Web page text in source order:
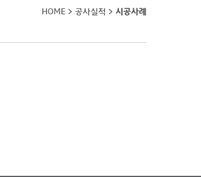
HOME > 공사실적 > 시공사례